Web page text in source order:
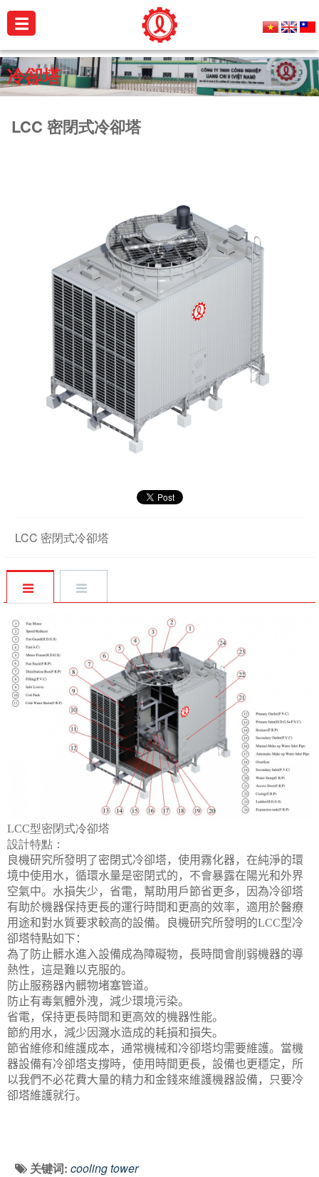
公
司
介
諮
☰
冷卻塔
LCC 密閉式冷卻塔
LCC 密閉式冷卻塔
LCC型密閉式冷卻塔
設計特點：
良機研究所發明了密閉式冷卻塔，使用霧化器，在純淨的環
境中使用水，循環水量是密閉式的，不會暴露在陽光和外界
空氣中。水損失少，省電，幫助用戶節省更多，因為冷卻塔
有助於機器保持更長的運行時間和更高的效率，適用於醫療
用途和對水質要求較高的設備。良機研究所發明的LCC型冷
卻塔特點如下：
為了防止髒水進入設備成為障礙物，長時間會削弱機器的導
熱性，這是難以克服的。
防止服務器內髒物堵塞管道。
防止有毒氣體外洩，減少環境污染。
省電，保持更長時間和更高效的機器性能。
節約用水，減少因濺水造成的耗損和損失。
節省維修和維護成本，通常機械和冷卻塔均需要維護。當機
器設備有冷卻塔支撐時，使用時間更長，設備也更穩定，所
以我們不必花費大量的精力和金錢來維護機器設備，只要冷
卻塔維護就行。
关键词: cooling tower